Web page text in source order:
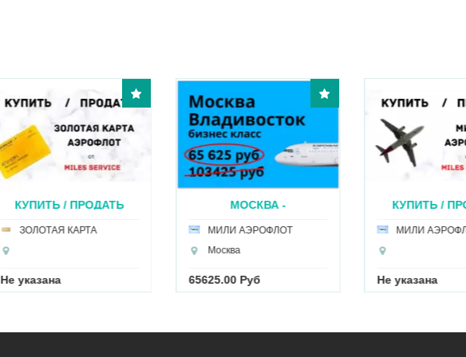
КУПИТЬ / ПРОДАТЬ
ЗОЛОТАЯ КАРТА
Не указана
МОСКВА -
МИЛИ АЭРОФЛОТ
Москва
65625.00 Руб
КУПИТЬ /
МИЛИ
Не указана